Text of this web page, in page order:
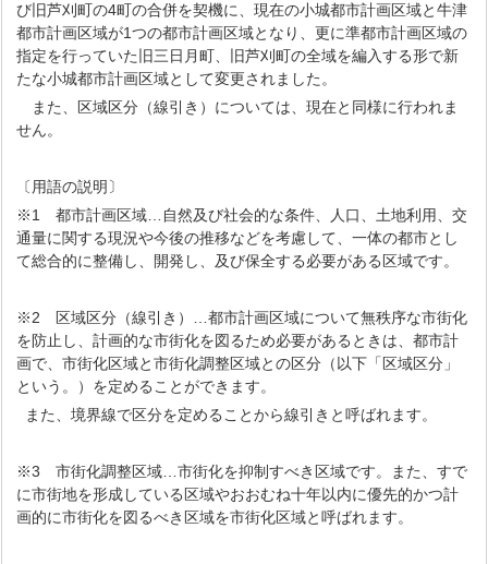
び旧芦刈町の4町の合併を契機に、現在の小城都市計画区域と牛津
都市計画区域が1つの都市計画区域となり、更に準都市計画区域の
指定を行っていた旧三日月町、旧芦刈町の全域を編入する形で新
たな小城都市計画区域として変更されました。
また、区域区分（線引き）については、現在と同様に行われま
せん。
〔用語の説明〕
※1 都市計画区域…自然及び社会的な条件、人口、土地利用、交
通量に関する現況や今後の推移などを考慮して、一体の都市とし
て総合的に整備し、開発し、及び保全する必要がある区域です。
※2 区域区分（線引き）…都市計画区域について無秩序な市街化
を防止し、計画的な市街化を図るため必要があるときは、都市計
画で、市街化区域と市街化調整区域との区分（以下「区域区分」
という。）を定めることができます。
また、境界線で区分を定めることから線引きと呼ばれます。
※3 市街化調整区域…市街化を抑制すべき区域です。また、すで
に市街地を形成している区域やおおむね十年以内に優先的かつ計
画的に市街化を図るべき区域を市街化区域と呼ばれます。